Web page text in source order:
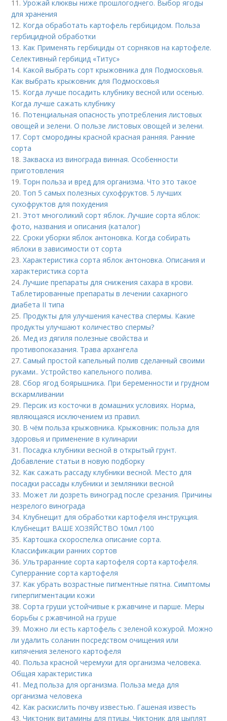
11.Урожай клюквы ниже прошлогоднего. Выбор ягоды
для хранения
12. Когда обработать картофель гербицидом. Польза
гербицидной обработки
13. Как Применять гербициды от сорняков на картофеле.
Селективный гербицид «Титус»
14. Какой выбрать сорт крыжовника для Подмосковья.
Как выбрать крыжовник для Подмосковья
15. Когда лучше посадить клубнику весной или осенью.
Когда лучше сажать клубнику
16. Потенциальная опасность употребления листовых
овощей и зелени. О пользе листовых овощей и зелени.
17.Сорт смородины красной красная ранняя. Ранние
сорта
18.Закваска из винограда винная. Особенности
приготовления
19. Торн польза и вред для организма. Что это такое
20. Топ 5 самых полезных сухофруктов. 5 лучших
сухофруктов для похудения
21. Этот многоликий сорт яблок. Лучшие сорта яблок:
фото, названия и описания (каталог)
22.Сроки уборки яблок антоновка. Когда собирать
яблоки в зависимости от сорта
23.Характеристика сорта яблок антоновка. Описания и
характеристика сорта
24.Лучшие препараты для снижения сахара в крови.
Таблетированные препараты в лечении сахарного
диабета II типа
25. Продукты для улучшения качества спермы. Какие
продукты улучшают количество спермы?
26. Мед из дягиля полезные свойства и
противопоказания. Трава архангела
27.Самый простой капельный полив сделанный своими
руками.. Устройство капельного полива.
28.Сбор ягод боярышника. При беременности и грудном
вскармливании
29. Персик из косточки в домашних условиях. Норма,
являющаяся исключением из правил.
30. В чём польза крыжовника. Крыжовник: польза для
здоровья и применение в кулинарии
31. Посадка клубники весной в открытый грунт.
Добавление статьи в новую подборку
32. Как сажать рассаду клубники весной. Место для
посадки рассады клубники и земляники весной
33. Может ли дозреть виноград после срезания. Причины
незрелого винограда
34. Клубнещит для обработки картофеля инструкция.
Клубнещит ВАШЕ ХОЗЯЙСТВО 10мл /100
35. Картошка скороспелка описание сорта.
Классификации ранних сортов
36.Ультраранние сорта картофеля сорта картофеля.
Суперранние сорта картофеля
37. Как убрать возрастные пигментные пятна. Симптомы
гиперпигментации кожи
38.Сорта груши устойчивые к ржавчине и парше. Меры
борьбы с ржавчиной на груше
39. Можно ли есть картофель с зеленой кожурой. Можно
ли удалить соланин посредством очищения или
кипячения зеленого картофеля
40. Польза красной черемухи для организма человека.
Общая характеристика
41. Мед польза для организма. Польза меда для
организма человека
42. Как раскислить почву известью. Гашеная известь
43.Чиктоник витамины для птицы. Чиктоник для цыплят